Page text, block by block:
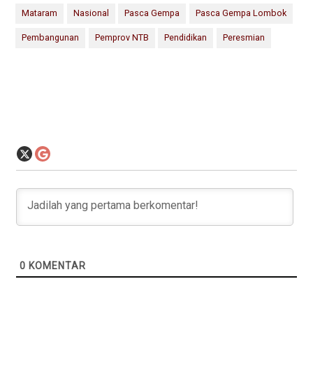
Mataram Nasional Pasca Gempa Pasca Gempa Lombok
Pembangunan Pemprov NTB Pendidikan Peresmian
0 KOMENTAR